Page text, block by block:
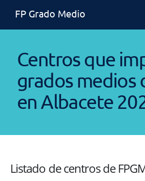
FP Grado Medio
Centros que
grados medios
en Albacete
Listado de centros de